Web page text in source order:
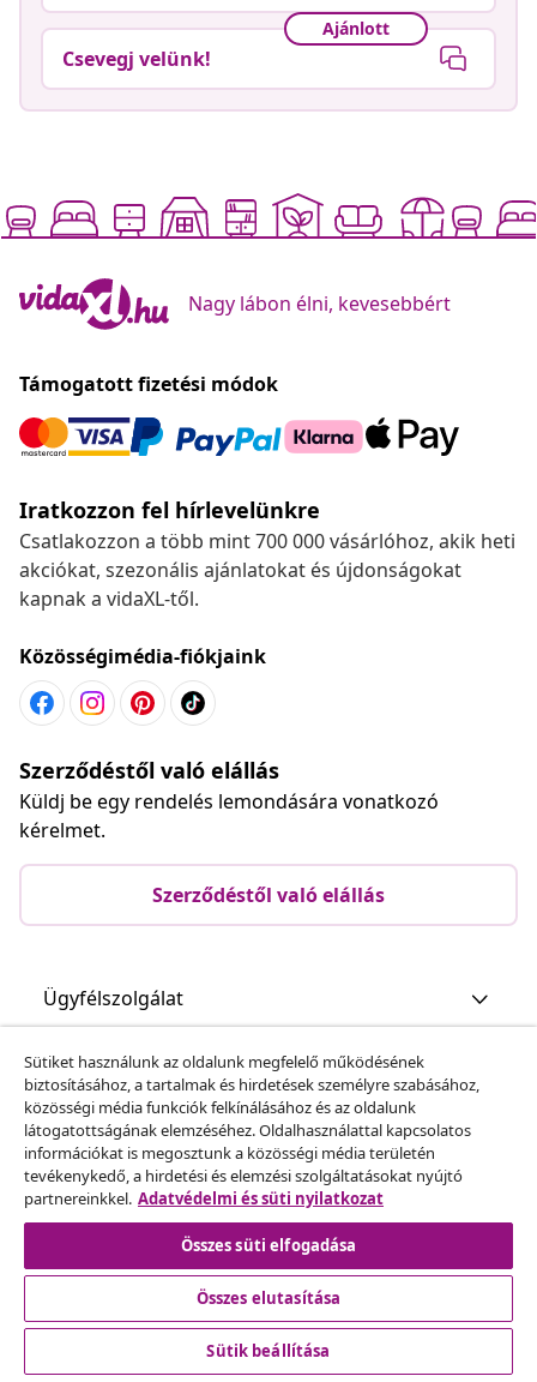
Ajánlott
Csevegj velünk!
Nagy lábon élni, kevesebbért
Támogatott fizetési módok
Iratkozzon fel hírlevelünkre
Csatlakozzon a több mint 700 000 vásárlóhoz, akik heti
akciókat, szezonális ajánlatokat és újdonságokat
kapnak a vidaXL-től.
Közösségimédia-fiókjaink
Szerződéstől való elállás
Küldj be egy rendelés lemondására vonatkozó
kérelmet.
Szerződéstől való elállás
Ügyfélszolgálat
Üzlet
vidaXL
Fedezz fel többet
Sütiket használunk az oldalunk megfelelő működésének
biztosításához, a tartalmak és hirdetések személyre szabásához,
közösségi média funkciók felkínálásához és az oldalunk
látogatottságának elemzéséhez. Oldalhasználattal kapcsolatos
információkat is megosztunk a közösségi média területén
tevékenykedő, a hirdetési és elemzési szolgáltatásokat nyújtó
partnereinkkel. Adatvédelmi és süti nyilatkozat
Összes süti elfogadása
Összes elutasítása
Sütik beállítása